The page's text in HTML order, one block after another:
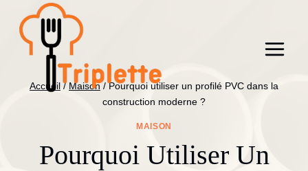
contenu
Accueil / Maison / Pourquoi utiliser un profilé PVC dans la
construction moderne ?
MAISON
Pourquoi Utiliser Un